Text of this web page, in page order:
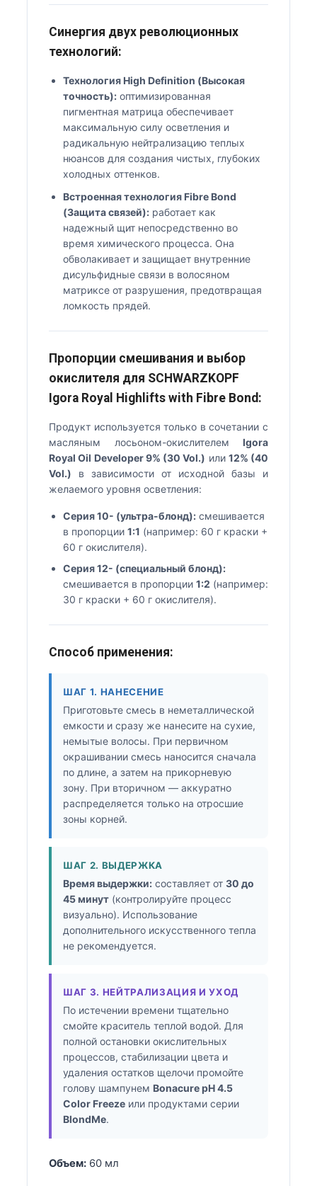
Синергия двух революционных
технологий:
Технология High Definition (Высокая
точность): оптимизированная
пигментная матрица обеспечивает
максимальную силу осветления и
радикальную нейтрализацию теплых
нюансов для создания чистых, глубоких
холодных оттенков.
Встроенная технология Fibre Bond
(Защита связей): работает как
надежный щит непосредственно во
время химического процесса. Она
обволакивает и защищает внутренние
дисульфидные связи в волосяном
матриксе от разрушения, предотвращая
ломкость прядей.
Пропорции смешивания и выбор
окислителя для SCHWARZKOPF
Igora Royal Highlifts with Fibre Bond:
Продукт используется только в сочетании с
масляным лосьоном-окислителем Igora
Royal Oil Developer 9% (30 Vol.) или 12% (40
Vol.) в зависимости от исходной базы и
желаемого уровня осветления:
Серия 10- (ультра-блонд): смешивается
в пропорции 1:1 (например: 60 г краски +
60 г окислителя).
Серия 12- (специальный блонд):
смешивается в пропорции 1:2 (например:
30 г краски + 60 г окислителя).
Способ применения:
ШАГ 1. НАНЕСЕНИЕ
Приготовьте смесь в неметаллической
емкости и сразу же нанесите на сухие,
немытые волосы. При первичном
окрашивании смесь наносится сначала
по длине, а затем на прикорневую
зону. При вторичном — аккуратно
распределяется только на отросшие
зоны корней.
ШАГ 2. ВЫДЕРЖКА
Время выдержки: составляет от 30 до
45 минут (контролируйте процесс
визуально). Использование
дополнительного искусственного тепла
не рекомендуется.
ШАГ 3. НЕЙТРАЛИЗАЦИЯ И УХОД
По истечении времени тщательно
смойте краситель теплой водой. Для
полной остановки окислительных
процессов, стабилизации цвета и
удаления остатков щелочи промойте
голову шампунем Bonacure pH 4.5
Color Freeze или продуктами серии
BlondMe.
Объем: 60 мл